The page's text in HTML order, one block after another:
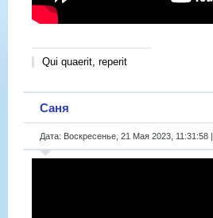
Qui quaerit, reperit
Саня
Дата: Воскресенье, 21 Мая 2023,